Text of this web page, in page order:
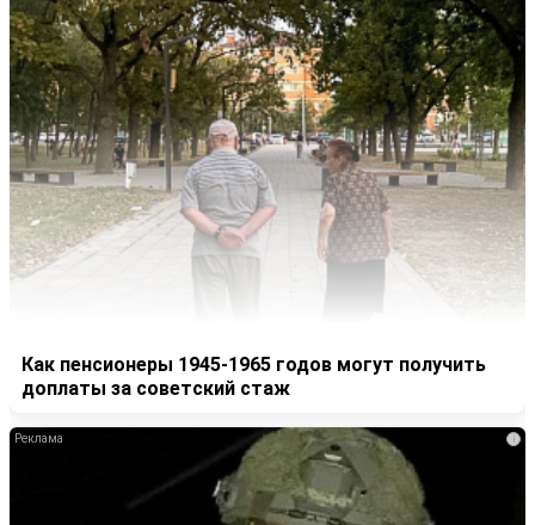
Как пенсионеры 1945-1965 годов могут получить
доплаты за советский стаж
i